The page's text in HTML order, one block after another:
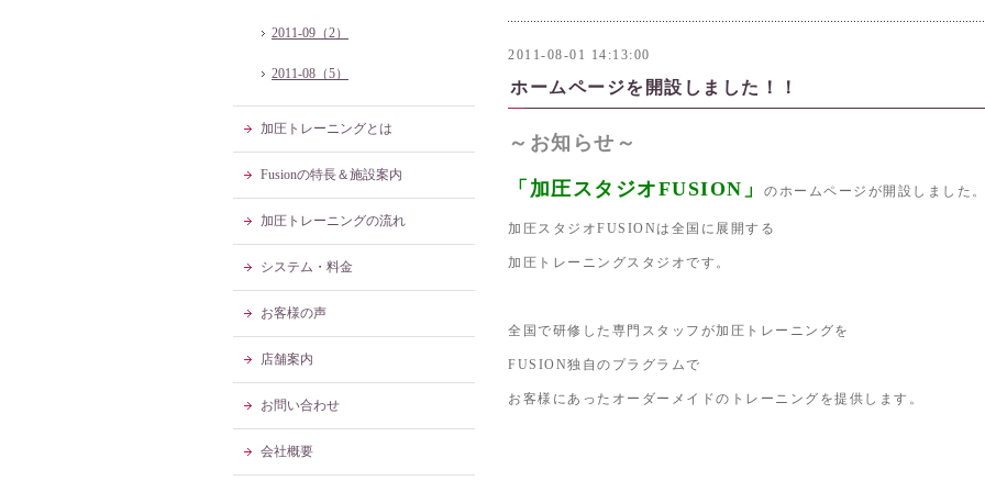
2011-08-01 14:13:00
ホームページを開設しました！！
～お知らせ～
「加圧スタジオFUSION」 のホームページが開設しました
加圧スタジオFUSIONは全国に展開する
加圧トレーニングスタジオです。
全国で研修した専門スタッフが加圧トレーニングを
FUSION独自のプラグラムで
お客様にあったオーダーメイドのトレーニングを提供します。
2011-09（2）
2011-08（5）
加圧トレーニングとは
Fusionの特長＆施設案内
加圧トレーニングの流れ
システム・料金
お客様の声
店舗案内
お問い合わせ
会社概要